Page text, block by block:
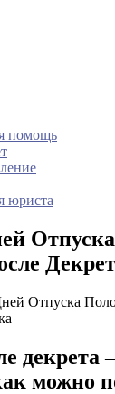
помощь
юриста
Отпуска
можно